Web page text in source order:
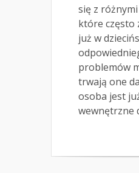
się z
które często
już w
problemów
trwają one
osoba jest
wewnętrzne